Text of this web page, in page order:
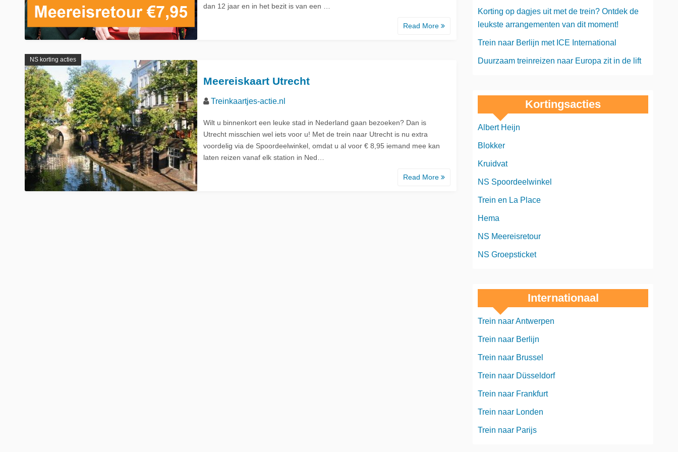
La Place Trein naar Oostenrijk
Polen
Trein naar Zwitserland
Treinen
dan 12 jaar en in het bezit is van een …
Read More
NS korting acties
Meereiskaart Utrecht
Treinkaartjes-actie.nl
Wilt u binnenkort een leuke stad in Nederland gaan bezoeken? Dan is
Utrecht misschien wel iets voor u! Met de trein naar Utrecht is nu extra
voordelig via de Spoordeelwinkel, omdat u al voor € 8,95 iemand mee kan
laten reizen vanaf elk station in Ned…
Read More
Korting op dagjes uit met de trein? Ontdek de
leukste arrangementen van dit moment!
Trein naar Berlijn met ICE International
Duurzaam treinreizen naar Europa zit in de lift
Kortingsacties
Albert Heijn
Blokker
Kruidvat
NS Spoordeelwinkel
Trein en La Place
Hema
NS Meereisretour
NS Groepsticket
Internationaal
Trein naar Antwerpen
Trein naar Berlijn
Trein naar Brussel
Trein naar Düsseldorf
Trein naar Frankfurt
Trein naar Londen
Trein naar Parijs